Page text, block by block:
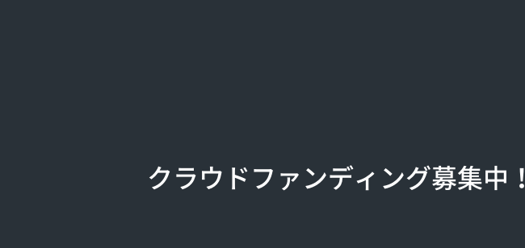
クラウドファンディング募集中！